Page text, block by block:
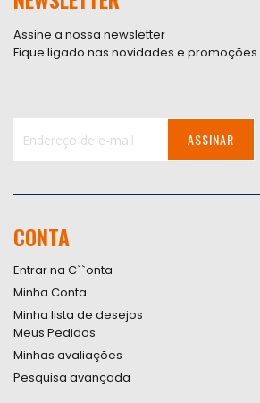
Assine a nossa newsletter
Fique ligado nas novidades e promoções.
Newsletter:
ASSINAR
CONTA
Entrar na C``onta
Minha Conta
Minha lista de desejos
Meus Pedidos
Minhas avaliações
Pesquisa avançada